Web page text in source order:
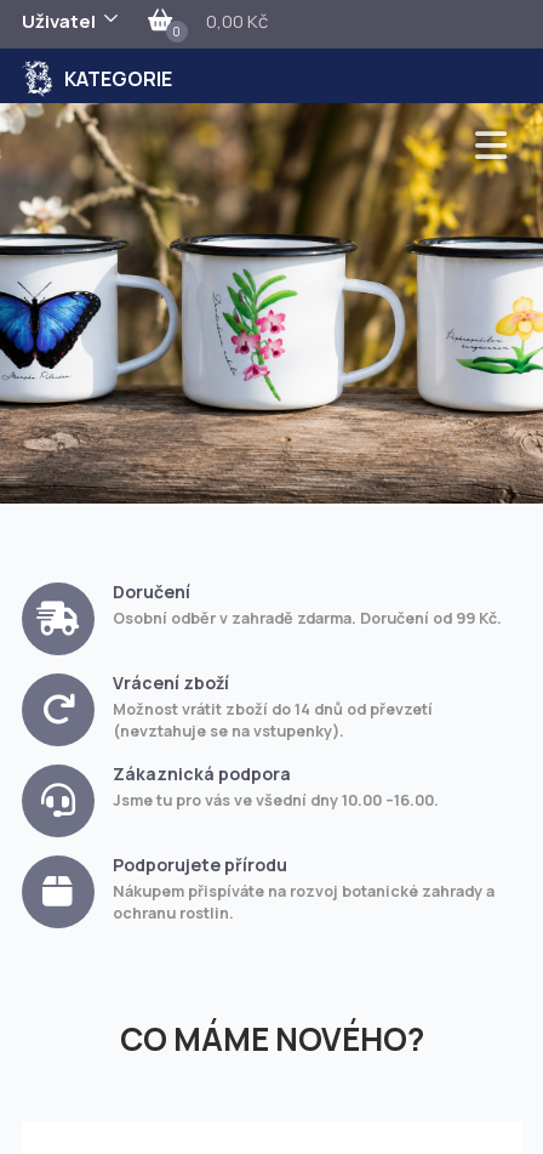
Uživatel 0 0,00 Kč
KATEGORIE
Doručení
Osobní odběr v zahradě zdarma. Doručení od 99 Kč.
Vrácení zboží
Možnost vrátit zboží do 14 dnů od převzetí
(nevztahuje se na vstupenky).
Zákaznická podpora
Jsme tu pro vás ve všední dny 10.00 –16.00.
Podporujete přírodu
Nákupem přispíváte na rozvoj botanické zahrady a
ochranu rostlin.
CO MÁME NOVÉHO?